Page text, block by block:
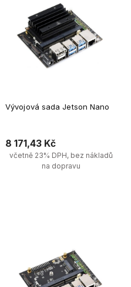
Vývojová sada Jetson Nano
8 171,43 Kč
včetně 23% DPH, bez nákladů
na dopravu